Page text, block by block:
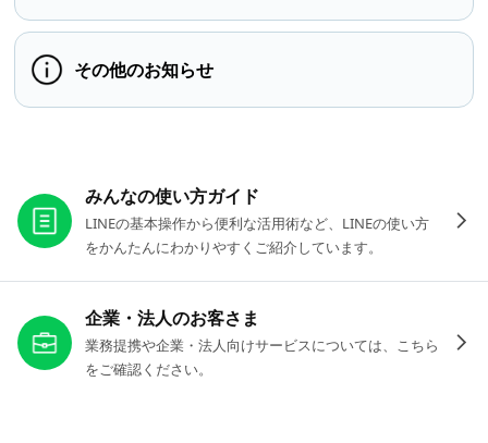
その他のお知らせ
みんなの使い方ガイド
LINEの基本操作から便利な活用術など、LINEの使い方
をかんたんにわかりやすくご紹介しています。
企業・法人のお客さま
業務提携や企業・法人向けサービスについては、こちら
をご確認ください。